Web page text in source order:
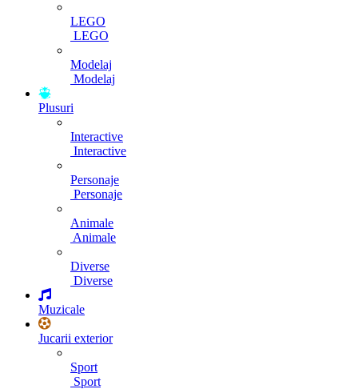
LEGO
LEGO
Modelaj
Modelaj
Plusuri
Interactive
Interactive
Personaje
Personaje
Animale
Animale
Diverse
Diverse
Muzicale
Jucarii exterior
Sport
Sport